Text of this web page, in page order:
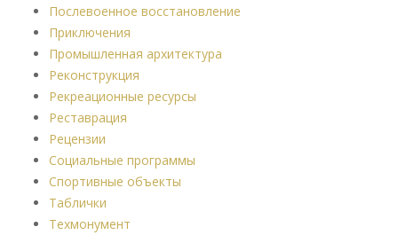
Послевоенное восстановление
Приключения
Промышленная архитектура
Реконструкция
Рекреационные ресурсы
Реставрация
Рецензии
Социальные программы
Спортивные объекты
Таблички
Техмонумент